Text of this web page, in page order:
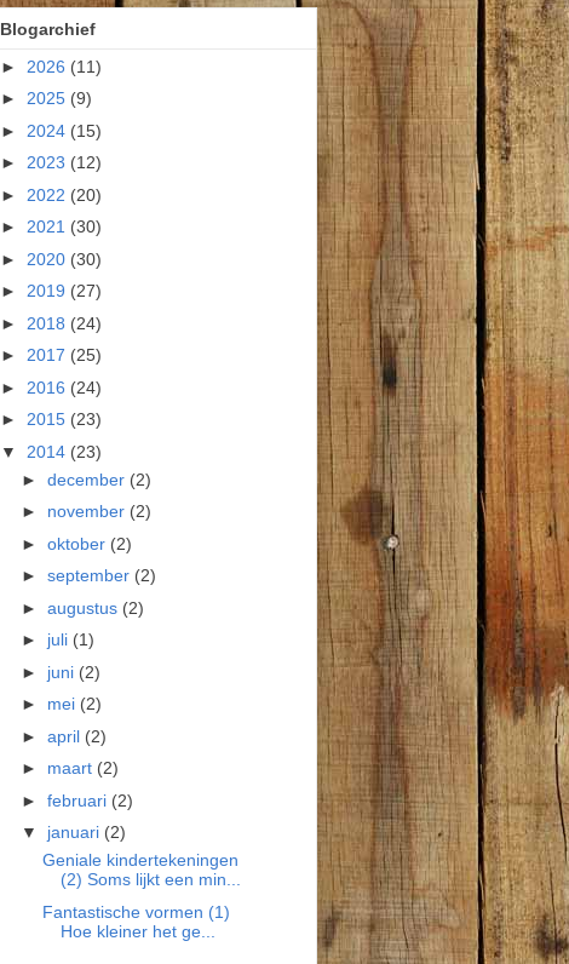
Blogarchief
► 2026 (11)
► 2025 (9)
► 2024 (15)
► 2023 (12)
► 2022 (20)
► 2021 (30)
► 2020 (30)
► 2019 (27)
► 2018 (24)
► 2017 (25)
► 2016 (24)
► 2015 (23)
▼ 2014 (23)
► december (2)
► november (2)
► oktober (2)
► september (2)
► augustus (2)
► juli (1)
► juni (2)
► mei (2)
► april (2)
► maart (2)
► februari (2)
▼ januari (2)
Geniale kindertekeningen
(2) Soms lijkt een min...
Fantastische vormen (1)
Hoe kleiner het ge...